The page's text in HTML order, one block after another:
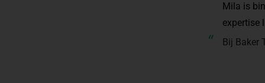
Mila is
expertise
“ Bij Baker